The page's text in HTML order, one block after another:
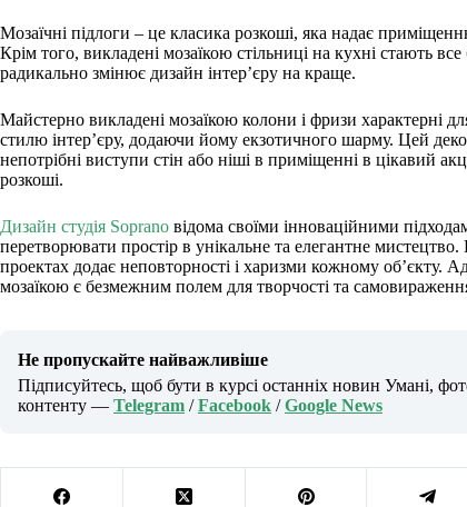
Мозаїчні підлоги – це класика розкоші, яка надає
Крім того, викладені мозаїкою стільниці на кухні стають
радикально змінює дизайн інтер’єру на краще.
Майстерно викладені мозаїкою колони і фризи характерні
стилю інтер’єру, додаючи йому екзотичного шарму. Цей
непотрібні виступи стін або ніші в приміщенні в цікавий
розкоші.
Дизайн студія Soprano відома своїми інноваційними
перетворювати простір в унікальне та елегантне мистецтво.
проектах додає неповторності і харизми кожному об’єкту.
мозаїкою є безмежним полем для творчості та
Не пропускайте найважливіше
Підписуйтесь, щоб бути в курсі останніх новин Умані,
контенту — Telegram /Facebook /Google News